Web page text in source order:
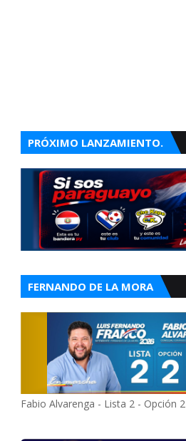
PRÓXIMO LANZAMIENTO.
FERNANDO DE LA MORA
Fabio Alvarenga - Lista 2 - Opción 2